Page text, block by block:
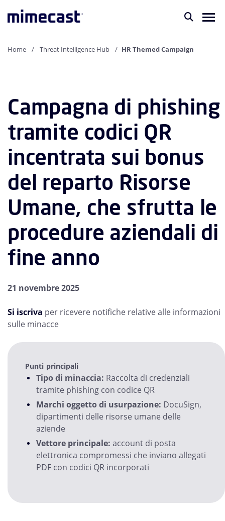
Home Threat Intelligence Hub HR Themed Campaign
Campagna di phishing
tramite codici QR
incentrata sui bonus
del reparto Risorse
Umane, che sfrutta le
procedure aziendali di
fine anno
21 novembre 2025
Si iscriva per ricevere notifiche relative alle informazioni
sulle minacce
Punti principali
Tipo di minaccia: Raccolta di credenziali
tramite phishing con codice QR
Marchi oggetto di usurpazione: DocuSign,
dipartimenti delle risorse umane delle
aziende
Vettore principale: account di posta
elettronica compromessi che inviano allegati
PDF con codici QR incorporati